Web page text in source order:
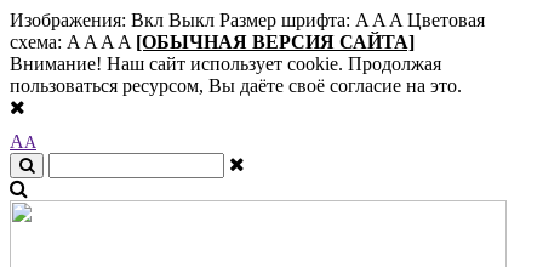
Изображения: Вкл Выкл Размер шрифта: A A A Цветовая
схема: A A A A [ОБЫЧНАЯ ВЕРСИЯ САЙТА]
Внимание! Наш сайт использует cookie. Продолжая
пользоваться ресурсом, Вы даёте своё согласие на это.
AA